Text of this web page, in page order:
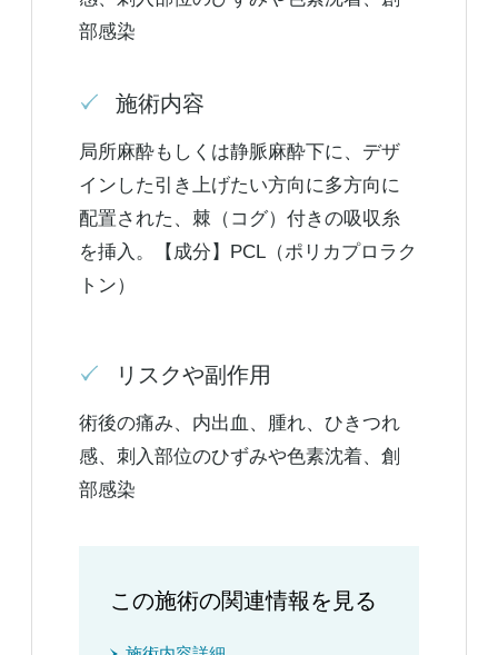
部感染
施術内容
局所麻酔もしくは静脈麻酔下に、デザ
インした引き上げたい方向に多方向に
配置された、棘（コグ）付きの吸収糸
を挿入。【成分】PCL（ポリカプロラク
トン）
リスクや副作用
術後の痛み、内出血、腫れ、ひきつれ
感、刺入部位のひずみや色素沈着、創
部感染
この施術の関連情報を見る